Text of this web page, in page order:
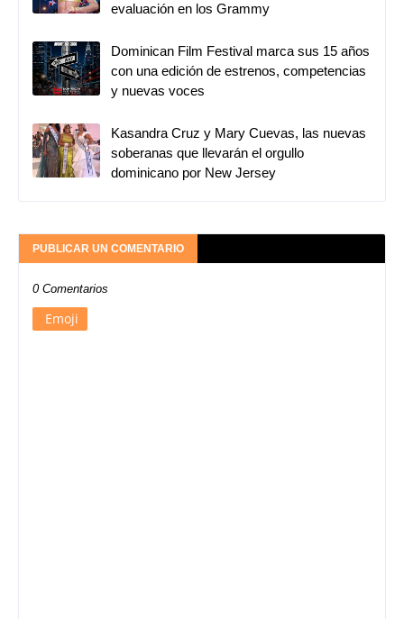
evaluación en los Grammy
Dominican Film Festival marca sus 15 años
con una edición de estrenos, competencias
y nuevas voces
Kasandra Cruz y Mary Cuevas, las nuevas
soberanas que llevarán el orgullo
dominicano por New Jersey
PUBLICAR UN COMENTARIO
0 Comentarios
Emoji